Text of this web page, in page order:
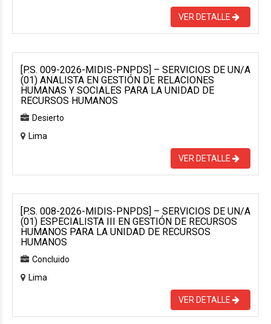
VER DETALLE
[P.S. 009-2026-MIDIS-PNPDS] – SERVICIOS DE UN/A
(01) ANALISTA EN GESTIÓN DE RELACIONES
HUMANAS Y SOCIALES PARA LA UNIDAD DE
RECURSOS HUMANOS
Desierto
Lima
VER DETALLE
[P.S. 008-2026-MIDIS-PNPDS] – SERVICIOS DE UN/A
(01) ESPECIALISTA III EN GESTIÓN DE RECURSOS
HUMANOS PARA LA UNIDAD DE RECURSOS
HUMANOS
Concluido
Lima
VER DETALLE